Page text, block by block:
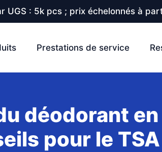
UGS : 5k pcs ; prix échelonnés à
Prestations de service
déodorant
pour le TSA